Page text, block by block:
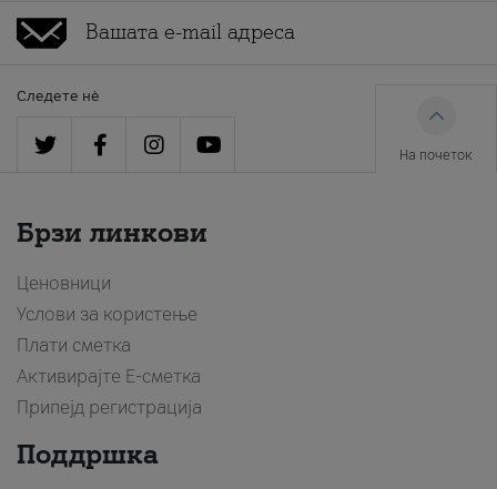
Следете нè
На почеток
Брзи линкови
Ценовници
Услови за користење
Плати сметка
Активирајте Е-сметка
Припејд регистрација
Поддршка